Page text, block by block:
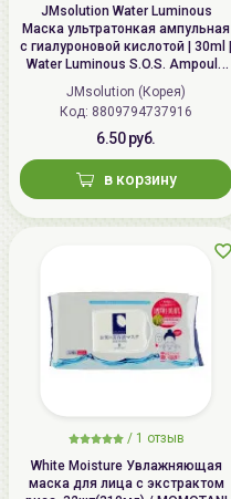
JMsolution Water Luminous
Маска ультратонкая ампульная
с гиалуроновой кислотой | 30ml |
Water Luminous S.O.S. Ampoule
Hyaluronic Mask Plus
JMsolution (Корея)
Код: 8809794737916
6.50 руб.
в корзину
/ 1 отзыв
White Moisture Увлажняющая
маска для лица с экстрактом